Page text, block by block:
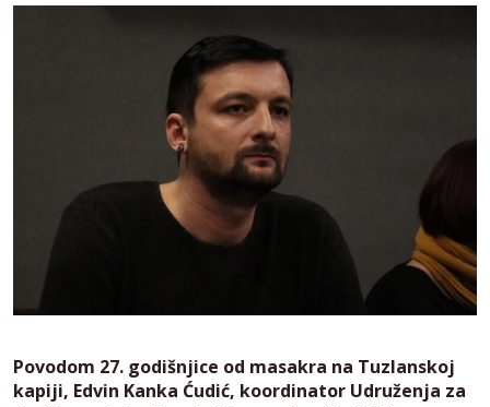
Povodom 27. godišnjice od masakra na Tuzlanskoj
kapiji, Edvin Kanka Ćudić, koordinator Udruženja za